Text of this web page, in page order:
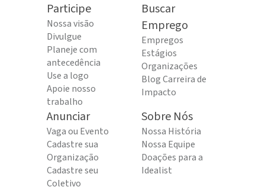
Participe
Nossa visão
Divulgue
Planeje com
antecedência
Use a logo
Apoie nosso
trabalho
Buscar
Emprego
Empregos
Estágios
Organizações
Blog Carreira de
Impacto
Anunciar
Vaga ou Evento
Cadastre sua
Organização
Cadastre seu
Coletivo
Sobre Nós
Nossa História
Nossa Equipe
Doações para a
Idealist